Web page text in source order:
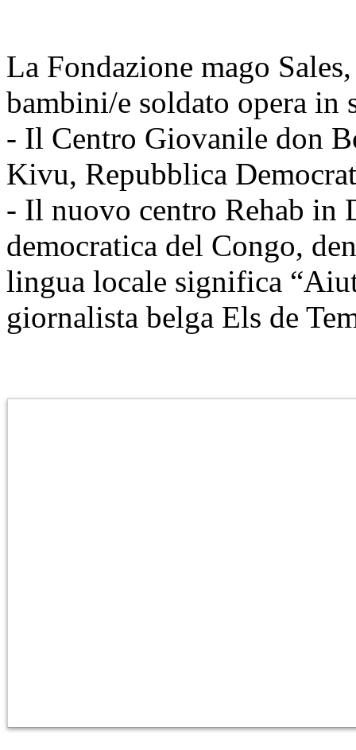
La Fondazione mago
bambini/e soldato opera in
- Il Centro Giovanile don
Kivu, Repubblica
- Il nuovo centro Rehab in
democratica del Congo,
lingua locale significa
giornalista belga Els de